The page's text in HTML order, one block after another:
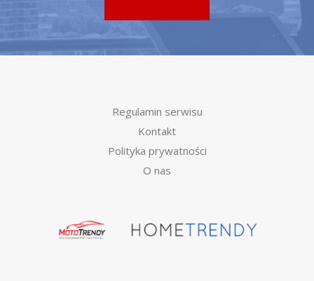
Regulamin serwisu
Kontakt
Polityka prywatności
O nas